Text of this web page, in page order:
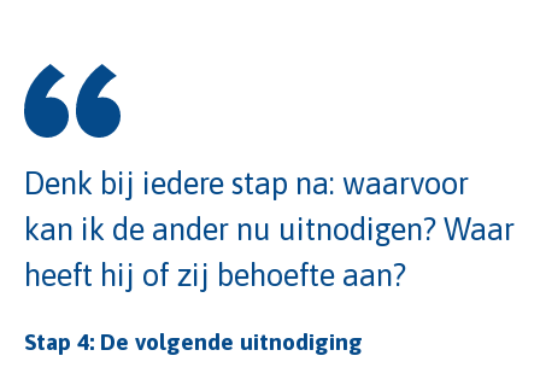
Denk bij iedere stap na: waarvoor
kan ik de ander nu uitnodigen? Waar
heeft hij of zij behoefte aan?
Stap 4: De volgende uitnodiging